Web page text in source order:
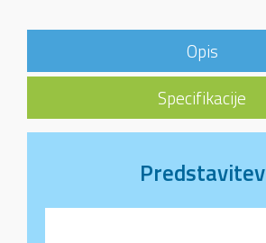
Opis
Specifikacije
Predstavitev